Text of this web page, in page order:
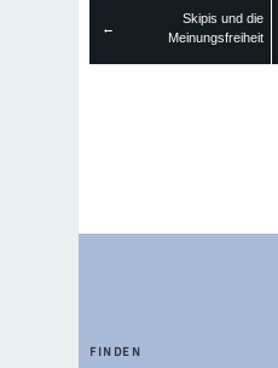
←
Skipis und die
Meinungsfreiheit
FINDEN